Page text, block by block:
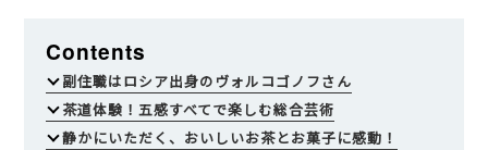
Contents
副住職はロシア出身のヴォルコゴノフさん
茶道体験！五感すべてで楽しむ総合芸術
静かにいただく、おいしいお茶とお菓子に感動！